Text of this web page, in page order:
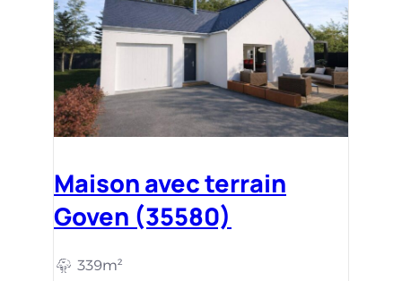
Maison avec terrain
Goven (35580)
339m²